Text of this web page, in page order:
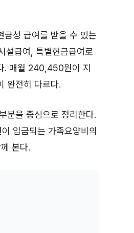
금성 급여를 받을 수 있는
설급여, 특별현금급여로
. 매월 240,450원이 지
완전히 다르다.
분을 중심으로 정리한다.
입금되는 가족요양비의
본다.